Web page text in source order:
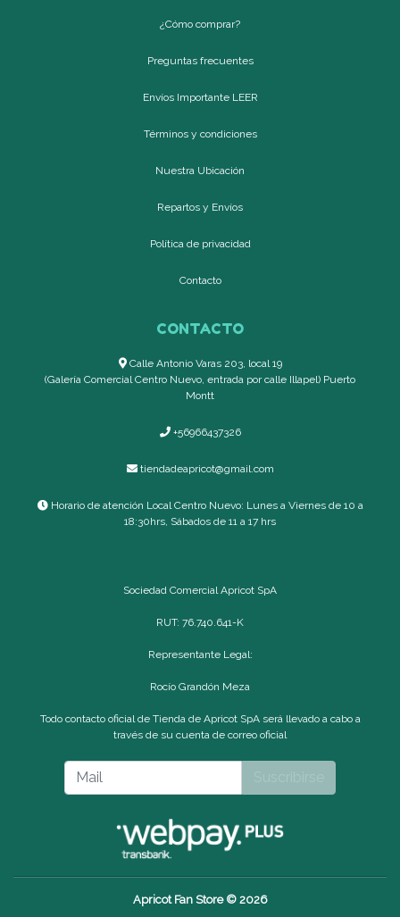
¿Cómo comprar?
Preguntas frecuentes
Envíos Importante LEER
Términos y condiciones
Nuestra Ubicación
Repartos y Envíos
Política de privacidad
Contacto
CONTACTO
Calle Antonio Varas 203, local 19
(Galería Comercial Centro Nuevo, entrada por calle Illapel) Puerto
Montt
+56966437326
tiendadeapricot@gmail.com
Horario de atención Local Centro Nuevo: Lunes a Viernes de 10 a
18:30hrs, Sábados de 11 a 17 hrs
Sociedad Comercial Apricot SpA
RUT: 76.740.641-K
Representante Legal:
Rocío Grandón Meza
Todo contacto oficial de Tienda de Apricot SpA será llevado a cabo a
través de su cuenta de correo oficial
Apricot Fan Store © 2026